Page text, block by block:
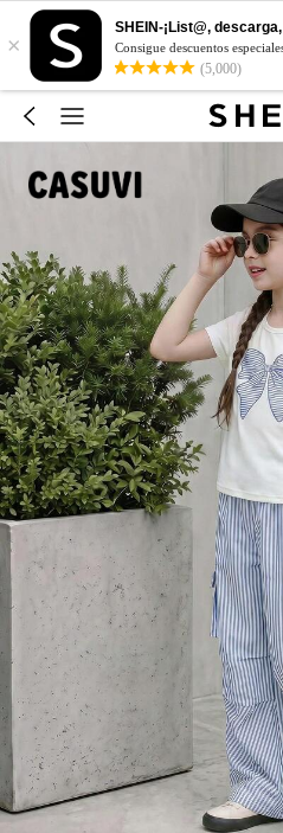
×
SHEIN-¡List@,
Consigue descuentos
(5,000)